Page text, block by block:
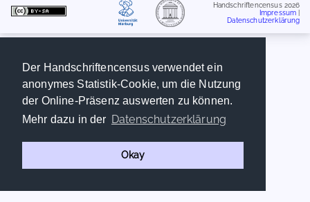
Der Handschriftencensus verwendet ein
anonymes Statistik-Cookie, um die Nutzung
der Online-Präsenz auswerten zu können.
Mehr dazu in der Datenschutzerklärung
Okay
Handschriftencensus 2026
Impressum
Datenschutzerklärung